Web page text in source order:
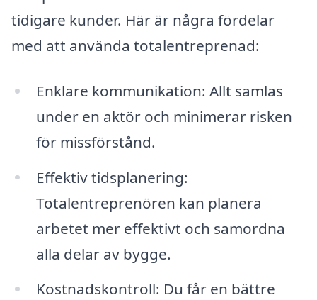
tidigare kunder. Här är några fördelar
med att använda totalentreprenad:
Enklare kommunikation: Allt samlas
under en aktör och minimerar risken
för missförstånd.
Effektiv tidsplanering:
Totalentreprenören kan planera
arbetet mer effektivt och samordna
alla delar av bygge.
Kostnadskontroll: Du får en bättre